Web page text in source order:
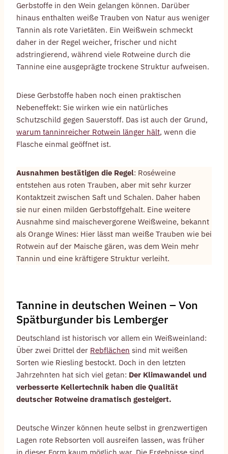
Gerbstoffe in den Wein gelangen können. Darüber
hinaus enthalten weiße Trauben von Natur aus weniger
Tannin als rote Varietäten. Ein Weißwein schmeckt
daher in der Regel weicher, frischer und nicht
adstringierend, während viele Rotweine durch die
Tannine eine ausgeprägte trockene Struktur aufweisen.
Diese Gerbstoffe haben noch einen praktischen
Nebeneffekt: Sie wirken wie ein natürliches
Schutzschild gegen Sauerstoff. Das ist auch der Grund,
warum tanninreicher Rotwein länger hält, wenn die
Flasche einmal geöffnet ist.
Ausnahmen bestätigen die Regel: Roséweine
entstehen aus roten Trauben, aber mit sehr kurzer
Kontaktzeit zwischen Saft und Schalen. Daher haben
sie nur einen milden Gerbstoffgehalt. Eine weitere
Ausnahme sind maischevergorene Weißweine, bekannt
als Orange Wines: Hier lässt man weiße Trauben wie bei
Rotwein auf der Maische gären, was dem Wein mehr
Tannin und eine kräftigere Struktur verleiht.
Tannine in deutschen Weinen – Von
Spätburgunder bis Lemberger
Deutschland ist historisch vor allem ein Weißweinland:
Über zwei Drittel der Rebflächen sind mit weißen
Sorten wie Riesling bestockt. Doch in den letzten
Jahrzehnten hat sich viel getan: Der Klimawandel und
verbesserte Kellertechnik haben die Qualität
deutscher Rotweine dramatisch gesteigert.
Deutsche Winzer können heute selbst in grenzwertigen
Lagen rote Rebsorten voll ausreifen lassen, was früher